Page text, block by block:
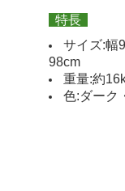
特長
サイズ:幅
98cm
重量:約
色:ダーク